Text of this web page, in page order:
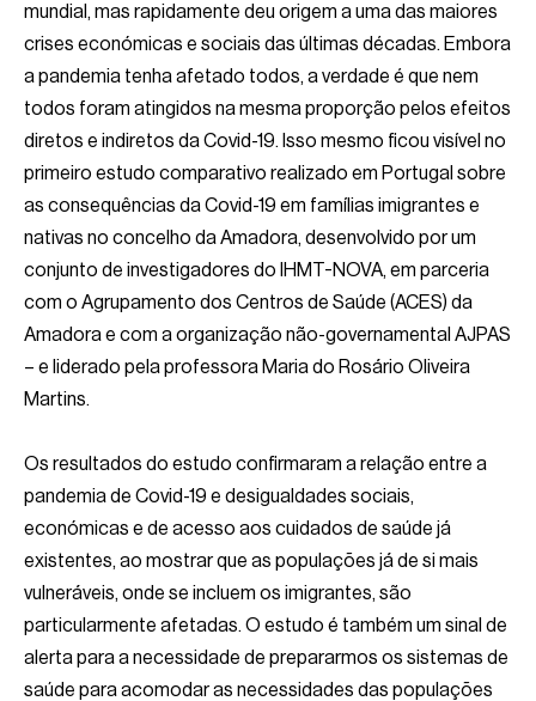
mundial, mas rapidamente deu origem a uma das maiores
crises económicas e sociais das últimas décadas. Embora
a pandemia tenha afetado todos, a verdade é que nem
todos foram atingidos na mesma proporção pelos efeitos
diretos e indiretos da Covid-19. Isso mesmo ficou visível no
primeiro estudo comparativo realizado em Portugal sobre
as consequências da Covid-19 em famílias imigrantes e
nativas no concelho da Amadora, desenvolvido por um
conjunto de investigadores do IHMT-NOVA, em parceria
com o Agrupamento dos Centros de Saúde (ACES) da
Amadora e com a organização não-governamental AJPAS
– e liderado pela professora Maria do Rosário Oliveira
Martins.
Os resultados do estudo confirmaram a relação entre a
pandemia de Covid-19 e desigualdades sociais,
económicas e de acesso aos cuidados de saúde já
existentes, ao mostrar que as populações já de si mais
vulneráveis, onde se incluem os imigrantes, são
particularmente afetadas. O estudo é também um sinal de
alerta para a necessidade de prepararmos os sistemas de
saúde para acomodar as necessidades das populações